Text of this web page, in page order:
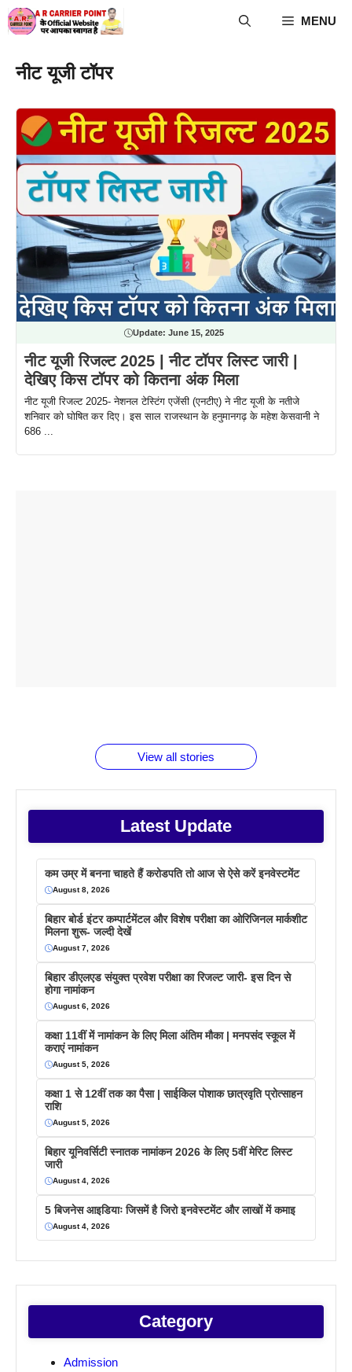
Skip
to
MENU
नीट यूजी टॉपर
Update: June 15, 2025
नीट यूजी रिजल्ट 2025 | नीट टॉपर लिस्ट जारी |
देखिए किस टॉपर को कितना अंक मिला
नीट यूजी रिजल्ट 2025- नेशनल टेस्टिंग एजेंसी (एनटीए) ने नीट यूजी के नतीजे
शनिवार को घोषित कर दिए। इस साल राजस्थान के हनुमानगढ़ के महेश केसवानी ने
686 ...
View all stories
Latest Update
कम उम्र में बनना चाहते हैं करोडपति तो आज से ऐसे करें इनवेस्टमेंट
August 8, 2026
बिहार बोर्ड इंटर कम्पार्टमेंटल और विशेष परीक्षा का ओरिजिनल मार्कशीट
मिलना शुरू- जल्दी देखें
August 7, 2026
बिहार डीएलएड संयुक्त प्रवेश परीक्षा का रिजल्ट जारी- इस दिन से
होगा नामांकन
August 6, 2026
कक्षा 11वीं में नामांकन के लिए मिला अंतिम मौका | मनपसंद स्कूल में
कराएं नामांकन
August 5, 2026
कक्षा 1 से 12वीं तक का पैसा | साईकिल पोशाक छात्रवृति प्रोत्साहन
राशि
August 5, 2026
बिहार यूनिवर्सिटी स्नातक नामांकन 2026 के लिए 5वीं मेरिट लिस्ट
जारी
August 4, 2026
5 बिजनेस आइडियाः जिसमें है जिरो इनवेस्टमेंट और लाखों में कमाइ
August 4, 2026
Category
Admission